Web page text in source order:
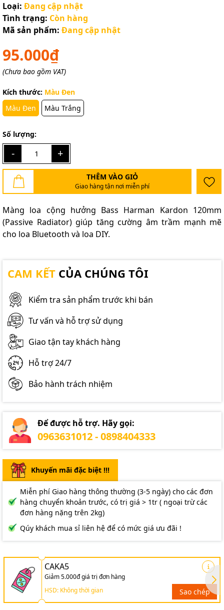
Loại: Đang cập nhật
Tình trạng: Còn hàng
Mã sản phẩm: Đang cập nhật
95.000₫
(Chưa bao gồm VAT)
Kích thước: Màu Đen
Màu Đen
Màu Trắng
Số lượng:
- +
THÊM VÀO GIỎ
Giao hàng tận nơi miễn phí
Màng loa cộng hưởng Bass Harman Kardon 120mm
(Passive Radiator) giúp tăng cường âm trầm mạnh mẽ
cho loa Bluetooth và loa DIY.
CAM KẾT CỦA CHÚNG TÔI
Kiểm tra sản phẩm trước khi bán
Tư vấn và hỗ trợ sử dụng
Giao tận tay khách hàng
Hỗ trợ 24/7
Bảo hành trách nhiệm
Để được hỗ trợ. Hãy gọi:
0963631012 - 0898404333
Khuyến mãi đặc biệt !!!
Miễn phí Giao hàng thông thường (3-5 ngày) cho các đơn
hàng chuyển khoản trước, có trị giá > 1tr ( ngoại trừ các
đơn hàng nặng trên 2kg)
Qúy khách mua sỉ liên hệ để có mức giá ưu đãi !
CAKA5
Giảm 5.000đ giá trị đơn hàng
HSD: Không thời gian
Sao chép